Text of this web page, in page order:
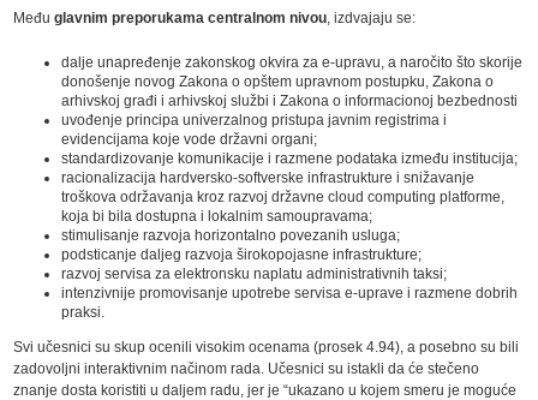
Međuglavnim preporukama centralnom nivou , izdvajaju se:
dalje unapređenje zakonskog okvira za e-upravu, a naročito što skorije
donošenje novog Zakona o opštem upravnom postupku, Zakona o
arhivskoj građi i arhivskoj službi i Zakona o informacionoj bezbednosti
uvođenje principa univerzalnog pristupa javnim registrima i
evidencijama koje vode državni organi;
standardizovanje komunikacije i razmene podataka između institucija;
racionalizacija hardversko-softverske infrastrukture i snižavanje
troškova održavanja kroz razvoj državne cloud computing platforme,
koja bi bila dostupna i lokalnim samoupravama;
stimulisanje razvoja horizontalno povezanih usluga;
podsticanje daljeg razvoja širokopojasne infrastrukture;
razvoj servisa za elektronsku naplatu administrativnih taksi;
intenzivnije promovisanje upotrebe servisa e-uprave i razmene dobrih
praksi.
Svi učesnici su skup ocenili visokim ocenama (prosek 4.94), a posebno su bili
zadovoljni interaktivnim načinom rada. Učesnici su istakli da će stečeno
znanje dosta koristiti u daljem radu, jer je “ukazano u kojem smeru je moguće